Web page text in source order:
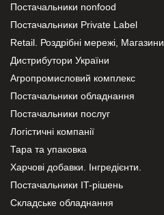
Постачальники nonfood
Постачальники Private Label
Retail. Роздрібні мережі, Магазини
Дистрибутори України
Агропромисловий комплекс
Постачальники обладнання
Постачальники послуг
Логістичні компанії
Тара та упаковка
Харчові добавки. Інгредієнти.
Постачальники IT-рішень
Складське обладнання